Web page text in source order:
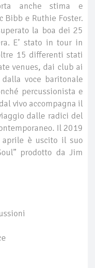
anche stima e
Bibb e Ruthie Foster.
la boa dei 25
E’ stato in tour in
15 differenti stati
venues, dai club ai
voce baritonale
percussionista e
vivo accompagna il
dalle radici del
Il 2019
è uscito il suo
prodotto da Jim